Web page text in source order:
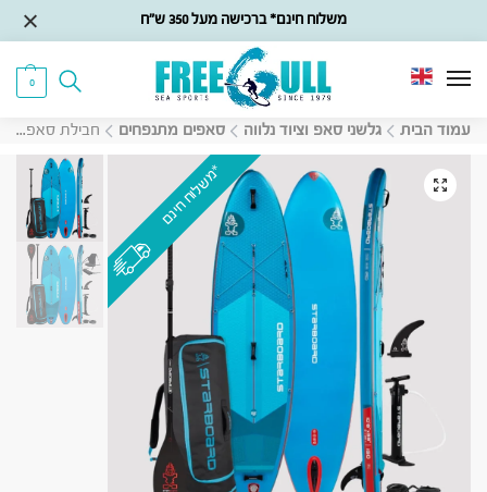
משלוח חינם* ברכישה מעל 350 ש״ח
0
עמוד הבית גלשני סאפ וציוד נלווה סאפים מתנפחים חבילת סאפ מתנפח Starboard iGo Deluxe Lite 12’0X33″X6″